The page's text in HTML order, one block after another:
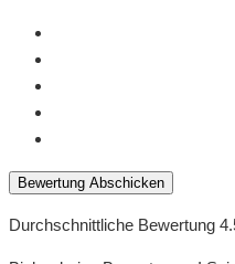
Bewertung Abschicken
Durchschnittliche Bewertung